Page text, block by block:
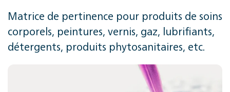
Matrice de pertinence pour produits de soins
corporels, peintures, vernis, gaz, lubrifiants,
détergents, produits phytosanitaires, etc.